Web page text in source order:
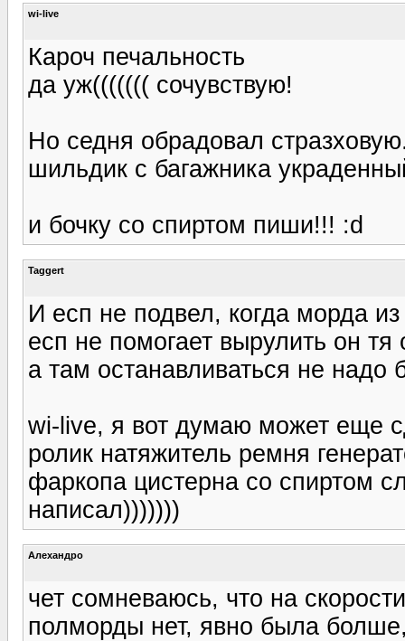
wi-live
Кароч печальность
да уж((((((( сочувствую!
Но седня обрадовал
шильдик с багажника
и бочку со спиртом пиши!!! :d
Taggert
И есп не подвел, когда морда
есп не помогает вырулить он тя
а там останавливаться не надо
wi-live, я вот думаю может еще
ролик натяжитель ремня
фаркопа цистерна со спиртом
написал)))))))
Алехандро
чет сомневаюсь, что на
полморды нет, явно была